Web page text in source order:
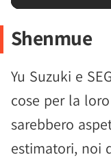
Shenmue
Yu Suzuki e
cose per la
sarebbero
estimatori, noi